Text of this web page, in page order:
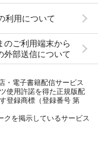
利用について
のご利用端末から
外部送信について
・電子書籍配信サービス
使用許諾を得た正規版配
登録商標（登録番号 第
クを掲示しているサービス